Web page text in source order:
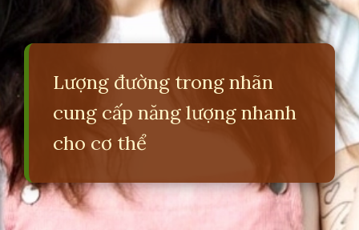
Lượng đường trong nhãn
cung cấp năng lượng nhanh
cho cơ thể